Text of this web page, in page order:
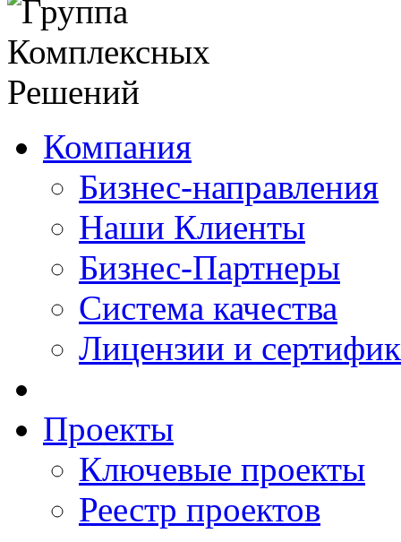
Компания
Бизнес-направления
Наши Клиенты
Бизнес-Партнеры
Система качества
Лицензии и
Проекты
Ключевые проекты
Реестр проектов